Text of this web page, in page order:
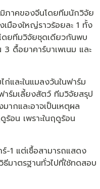
ภาคของจีนโดยทีมนักวิจัย
มืองใหญ่ราวร้อยละ 1 ทั้ง
ดยทีมวิจัยชุดเดียวกันพบ
3 ดื้อยาคาร์บาเพเนม และ
และในแมลงวันในฟาร์ม
าร์มเลี้ยงสัตว์ ทีมวิจัยสรุป
กและอาจเป็นเหตุผล
อน เพราะในฤดูร้อน
-1 แต่เชื้อสามารถแสดง
มาตรฐานทั่วไปที่ใช้ทดสอบ